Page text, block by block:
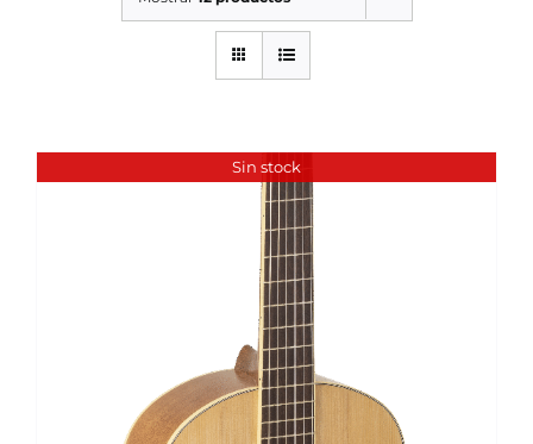
SERVICIOS TALLER
OCASIÓN
Sin stock